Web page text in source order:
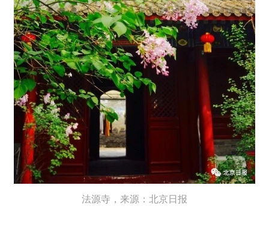
法源寺，来源：北京日报